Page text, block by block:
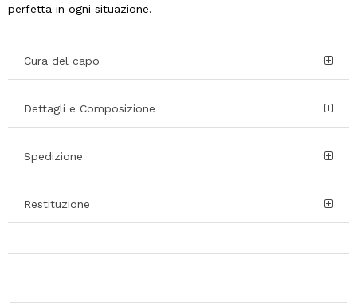
perfetta in ogni situazione.
Cura del capo
Dettagli e Composizione
Spedizione
Restituzione